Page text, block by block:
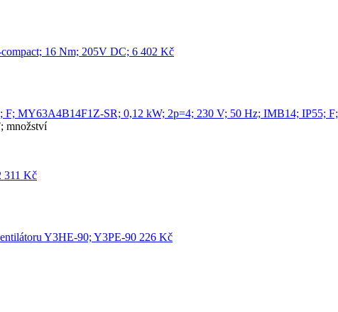
16 Nm; 205V DC; 6 402 Kč
MY63A4B14F1Z-SR; 0,12 kW; 2p=4; 230 V; 50 Hz; IMB14; IP55; F;
množství
311 Kč
Y3HE-90; Y3PE-90 226 Kč